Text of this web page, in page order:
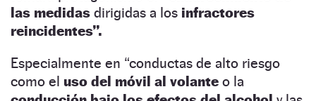
las medidas dirigidas a los infractores
reincidentes”.
Especialmente en “conductas de alto riesgo
como el uso del móvil al volante o la